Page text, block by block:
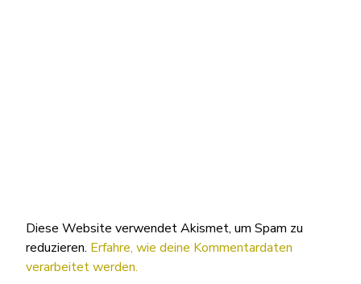
Diese Website verwendet Akismet, um Spam zu
reduzieren. Erfahre, wie deine Kommentardaten
verarbeitet werden.